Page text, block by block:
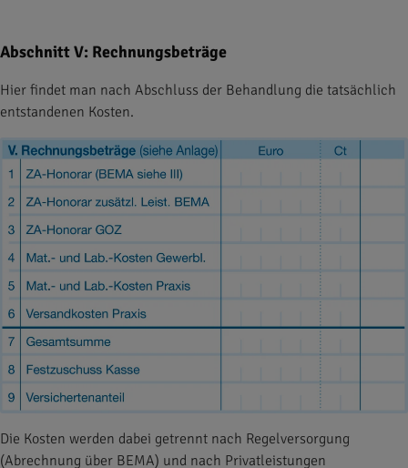
Abschnitt V: Rechnungsbeträge
Hier findet man nach Abschluss der Behandlung die tatsächlich
entstandenen Kosten.
Die Kosten werden dabei getrennt nach Regelversorgung
(Abrechnung über BEMA) und nach Privatleistungen